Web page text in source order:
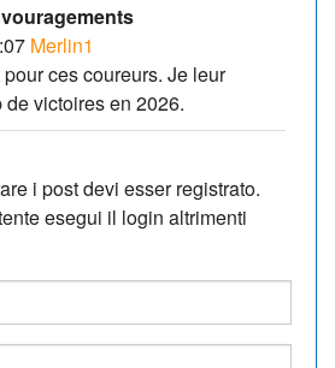
Merlin1
ces coureurs. Je leur
victoires en 2026.
i post devi esser registrato.
esegui il login altrimenti